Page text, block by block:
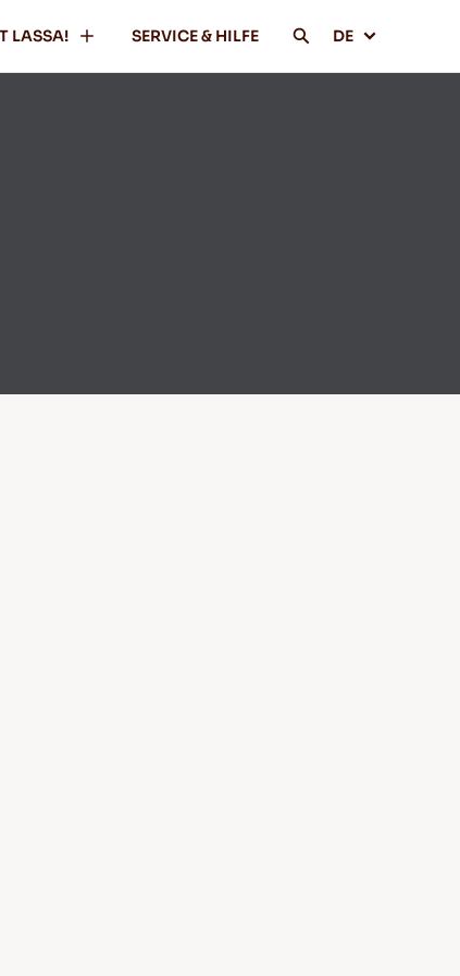
LASSA! SERVICE & HILFE DE